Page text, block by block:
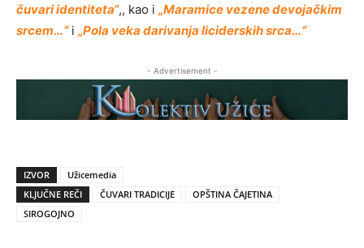
čuvari identiteta“,, kao i „Maramice vezene devojačkim
srcem…“i „Pola veka darivanja liciderskih srca…“
- Advertisement -
IZVOR
Užicemedia
KLJUČNE REČI
ČUVARI TRADICIJE
OPŠTINA ČAJETINA
SIROGOJNO